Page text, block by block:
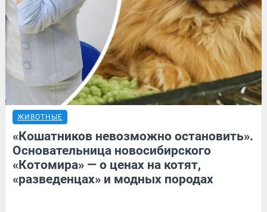
ЖИВОТНЫЕ
«Кошатников невозможно остановить».
Основательница новосибирского
«Котомира» — о ценах на котят,
«разведенцах» и модных породах